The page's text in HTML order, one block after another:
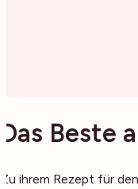
Das Beste
Zu ihrem Rezept für